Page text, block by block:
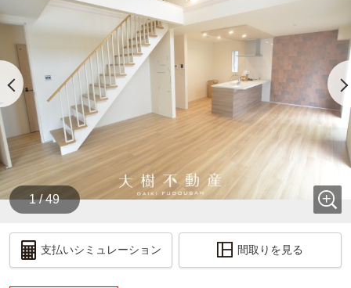
TEL:046-200-7348
1 / 49
支払いシミュレーション 間取りを見る